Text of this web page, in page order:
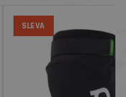
SLEVA